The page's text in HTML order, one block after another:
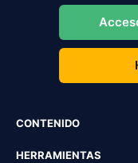
CONTENIDO
HERRAMIENTAS